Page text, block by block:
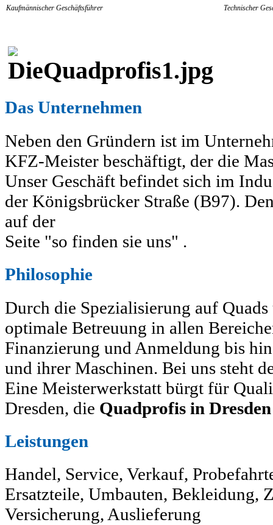
Kaufmännischer Geschäftsführer Technischer
Das Unternehmen
Neben den Gründern ist im
KFZ-Meister beschäftigt, der die
Unser Geschäft befindet sich im
der Königsbrücker Straße (B97).
auf der
Seite "so finden sie uns" .
Philosophie
Durch die Spezialisierung auf
optimale Betreuung in allen
Finanzierung und Anmeldung bis
und ihrer Maschinen. Bei uns steht
Eine Meisterwerkstatt bürgt für
Dresden, die Quadprofis in Dresden
Leistungen
Handel, Service, Verkauf,
Ersatzteile, Umbauten, Bekleidung,
Versicherung, Auslieferung